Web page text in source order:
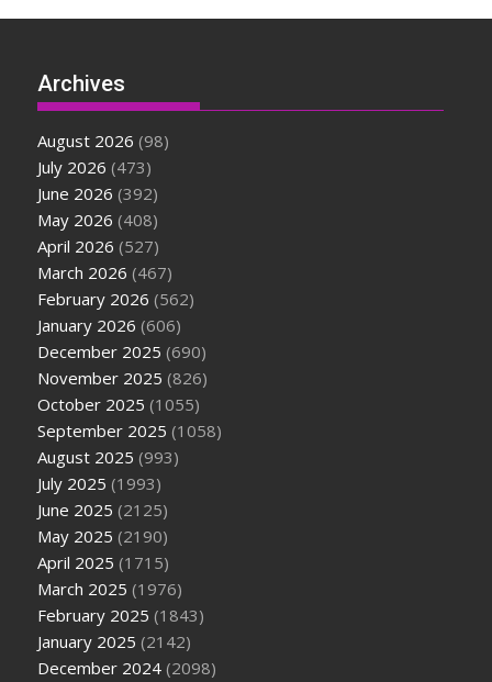
Archives
August 2026 (98)
July 2026 (473)
June 2026 (392)
May 2026 (408)
April 2026 (527)
March 2026 (467)
February 2026 (562)
January 2026 (606)
December 2025 (690)
November 2025 (826)
October 2025 (1055)
September 2025 (1058)
August 2025 (993)
July 2025 (1993)
June 2025 (2125)
May 2025 (2190)
April 2025 (1715)
March 2025 (1976)
February 2025 (1843)
January 2025 (2142)
December 2024 (2098)